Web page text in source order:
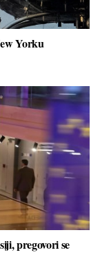
Yorku
pregovori se